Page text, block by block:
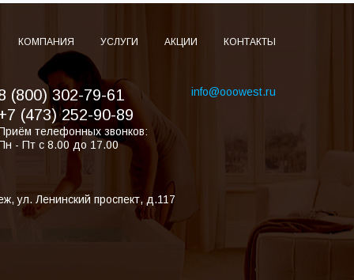
КОМПАНИЯ УСЛУГИ АКЦИИ КОНТАКТЫ
(800) 302-79-61
(473) 252-90-89
телефонных звонков:
- Пт с 8.00 до 17.00
info@ooowest.ru
,ул. Ленинский проспект, д.117